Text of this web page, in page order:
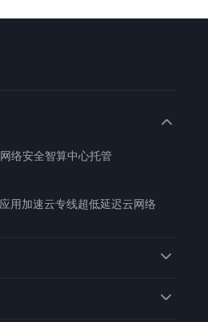
网络安全智算中心托管
用加速云专线超低延迟云网络